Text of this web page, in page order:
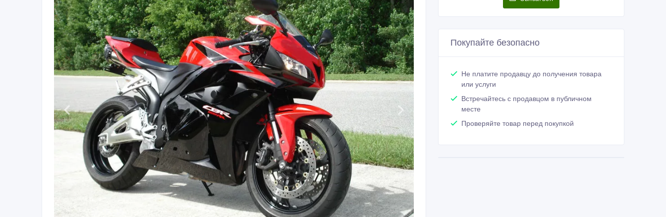
Покупайте безопасно
Не платите продавцу до получения товара
или услуги
Встречайтесь с продавцом в публичном
месте
Проверяйте товар перед покупкой